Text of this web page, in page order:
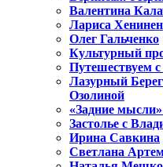
Валентина
Лариса Хенинен
Олег Гальченко
Культурный
Путешествуем
Лазурный
Озолиной
«Задние
Застолье с
Ирина Савкина
Светлана